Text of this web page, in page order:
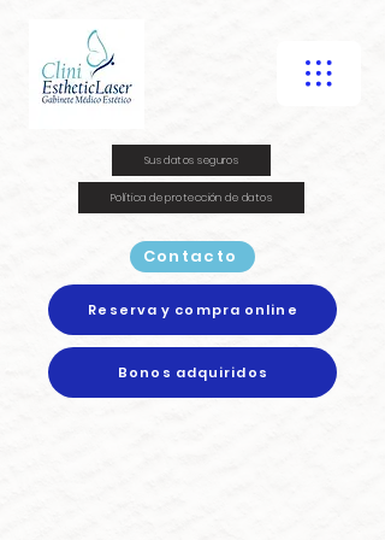
Contacto
Sus datos seguros
Política de protección de datos
Reserva y compra online
Bonos adquiridos